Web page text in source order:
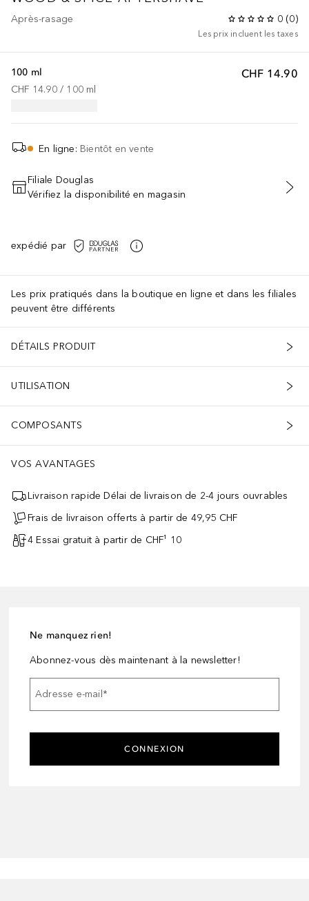
Après-rasage 0 (0)
Les prix incluent les taxes
CHF 14.90
100 ml
CHF 14.90 / 100 ml
En ligne: Bientôt en vente
AJOUTER AU PANIER
Filiale Douglas
Vérifiez la disponibilité en magasin
expédié par
Les prix pratiqués dans la boutique en ligne et dans les filiales
peuvent être différents
DÉTAILS PRODUIT
UTILISATION
COMPOSANTS
VOS AVANTAGES
Livraison rapide Délai de livraison de 2-4 jours ouvrables
Frais de livraison offerts à partir de 49,95 CHF
4 Essai gratuit à partir de CHF¹ 10
Ne manquez rien!
Abonnez-vous dès maintenant à la newsletter!
Adresse e-mail*
CONNEXION